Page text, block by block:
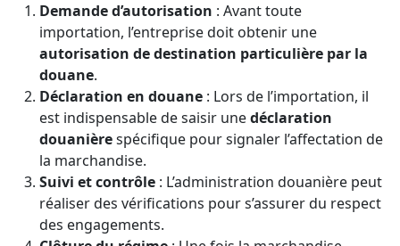
Demande d’autorisation : Avant toute
importation, l’entreprise doit obtenir une
autorisation de destination particulière par la
douane.
Déclaration en douane : Lors de l’importation, il
est indispensable de saisir unedéclaration
douanièrespécifique pour signaler l’affectation de
la marchandise.
Suivi et contrôle : L’administration douanière peut
réaliser des vérifications pour s’assurer du respect
des engagements.